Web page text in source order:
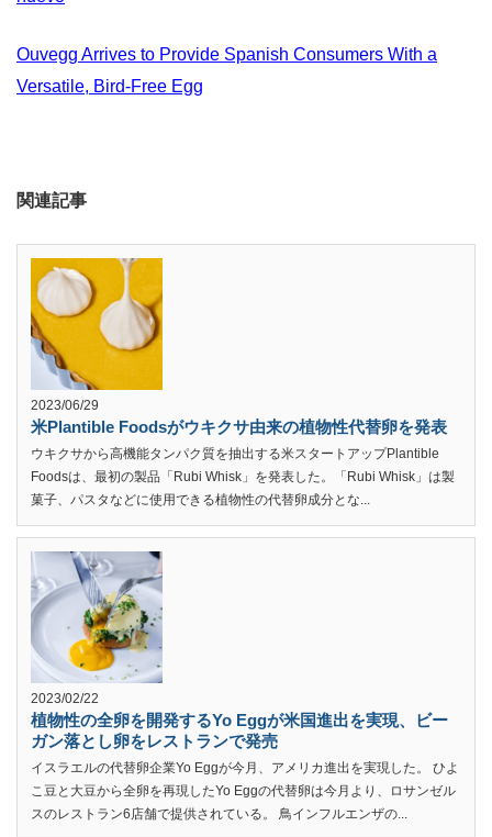
Ouvegg Arrives to Provide Spanish Consumers With a
Versatile, Bird-Free Egg
関連記事
2023/06/29
米Plantible Foodsがウキクサ由来の植物性代替卵を発表
ウキクサから高機能タンパク質を抽出する米スタートアップPlantible
Foodsは、最初の製品「Rubi Whisk」を発表した。「Rubi Whisk」は製
菓子、パスタなどに使用できる植物性の代替卵成分とな...
2023/02/22
植物性の全卵を開発するYo Eggが米国進出を実現、ビー
ガン落とし卵をレストランで発売
イスラエルの代替卵企業Yo Eggが今月、アメリカ進出を実現した。 ひよ
こ豆と大豆から全卵を再現したYo Eggの代替卵は今月より、ロサンゼル
スのレストラン6店舗で提供されている。 鳥インフルエンザの...